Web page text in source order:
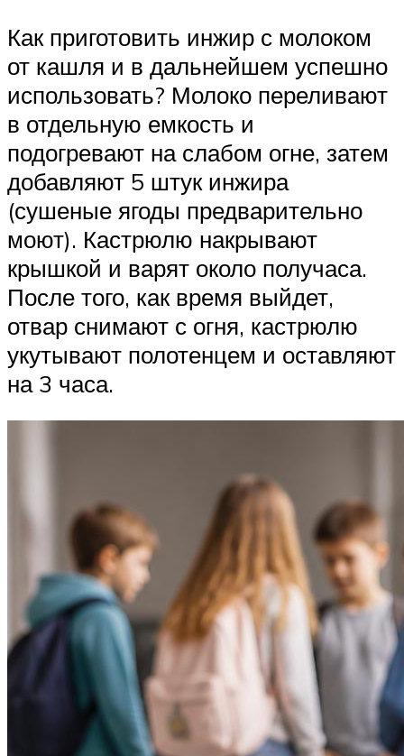
Как приготовить инжир с молоком
от кашля и в дальнейшем успешно
использовать? Молоко переливают
в отдельную емкость и
подогревают на слабом огне, затем
добавляют 5 штук инжира
(сушеные ягоды предварительно
моют). Кастрюлю накрывают
крышкой и варят около получаса.
После того, как время выйдет,
отвар снимают с огня, кастрюлю
укутывают полотенцем и оставляют
на 3 часа.